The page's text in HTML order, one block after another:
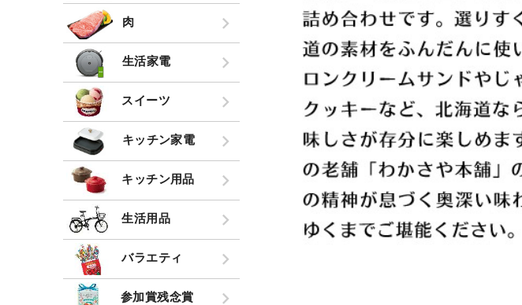
肉
生活家電
スイーツ
キッチン家電
キッチン用品
生活用品
バラエティ
参加賞残念賞